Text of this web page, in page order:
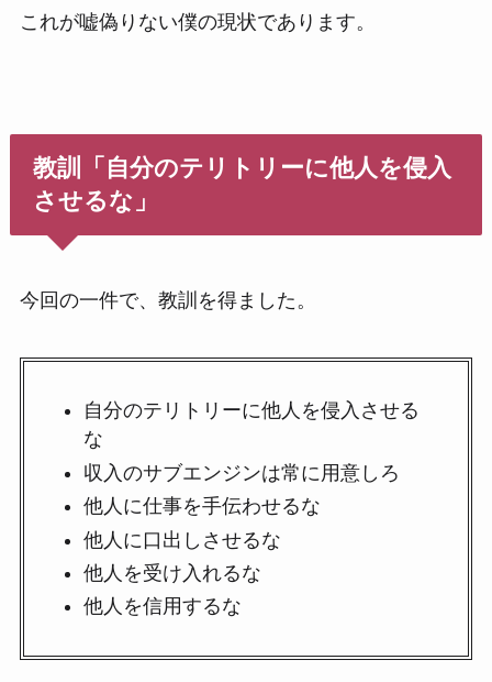
これが嘘偽りない僕の現状であります。
教訓「自分のテリトリーに他人を侵入
させるな」
今回の一件で、教訓を得ました。
自分のテリトリーに他人を侵入させる
な
収入のサブエンジンは常に用意しろ
他人に仕事を手伝わせるな
他人に口出しさせるな
他人を受け入れるな
他人を信用するな